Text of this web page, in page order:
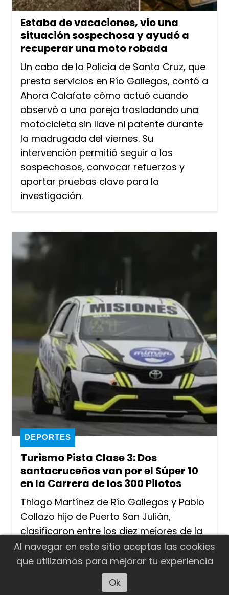
Estaba de vacaciones, vio una
situación sospechosa y ayudó a
recuperar una moto robada
Un cabo de la Policía de Santa Cruz, que
presta servicios en Río Gallegos, contó a
Ahora Calafate cómo actuó cuando
observó a una pareja trasladando una
motocicleta sin llave ni patente durante
la madrugada del viernes. Su
intervención permitió seguir a los
sospechosos, convocar refuerzos y
aportar pruebas clave para la
investigación.
Turismo Pista Clase 3: Dos
santacruceños van por el Súper 10
en la Carrera de los 300 Pilotos
DEPORTES
Thiago Martínez de Río Gallegos y Pablo
Collazo hijo de Puerto San Julián,
clasificaron entre los diez mejores de la
Clase 3 y este domingo serán
protagonistas del Súper 10. En la Clase 2,
el riogalleguense Emiliano González
quedó 32° junto a su invitado Benedetti.
Al navegar en este sitio aceptas las cookies
que utilizamos para mejorar tu experiencia
Ok